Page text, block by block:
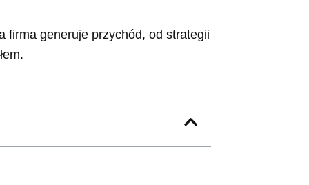
firma generuje przychód, od strategii